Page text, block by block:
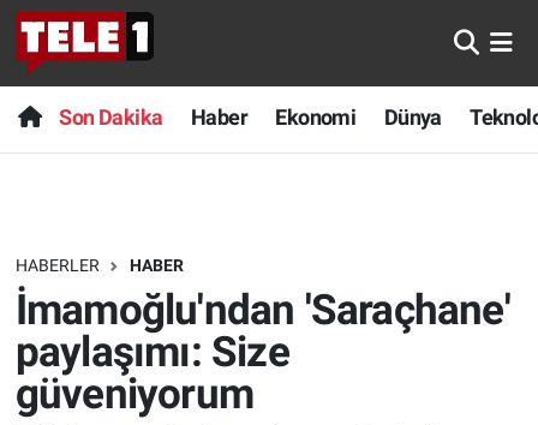
Son Dakika Haber Ekonomi Dünya
HABERLER HABER
İmamoğlu'ndan 'Saraçhane'
paylaşımı: Size
güveniyorum
Anında Manşet
Başka Sohbetler
Bilim turu
Bilim ve Teknoloji Evreni
Doğa Konuşuyor
Son Dakika
Haber
Dünya
Teknoloji
Sağlık
Nöbetçi Eczaneler
Hava Durumu
Trafik Durumu
Süper Lig Puan Durumu ve Fikstür
Tüm Manşetler